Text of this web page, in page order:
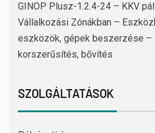
GINOP Plusz-1.2.4-24 – KKV
Vállalkozási Zónákban –
eszközök, gépek beszerzése –
korszerűsítés, bővítés
SZOLGÁLTATÁSOK